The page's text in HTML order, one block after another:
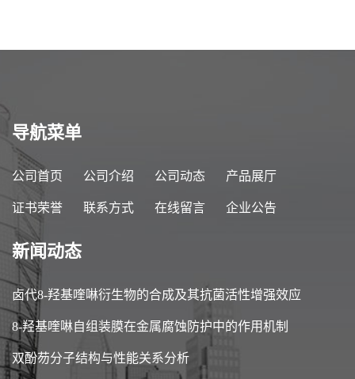
导航菜单
公司首页 公司介绍 公司动态 产品展厅
证书荣誉 联系方式 在线留言 企业公告
新闻动态
卤代8-羟基喹啉衍生物的合成及其抗菌活性增强效应
8-羟基喹啉自组装膜在金属腐蚀防护中的作用机制
双酚芴分子结构与性能关系分析